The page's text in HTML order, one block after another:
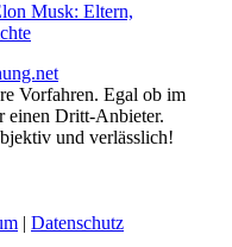
Musk: Eltern,
Vorfahren. Egal ob im
einen Dritt-Anbieter.
und verlässlich!
| Datenschutz